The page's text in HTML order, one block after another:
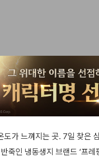
가 느껴지는 곳. 7일 찾은
죽인 냉동생지 브랜드 ‘프